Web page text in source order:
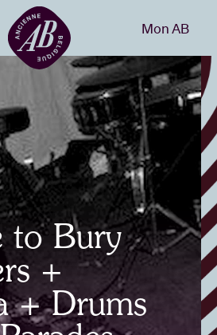
FRMon AB
to Bury
+
+ Drums